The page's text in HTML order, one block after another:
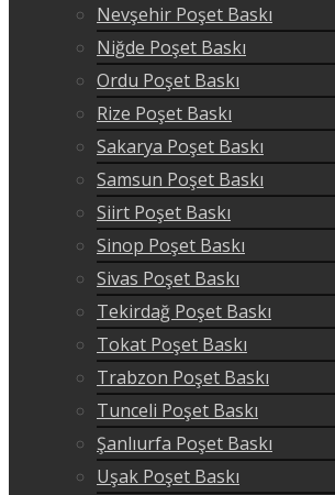
Nevşehir Poşet Baskı
Niğde Poşet Baskı
Ordu Poşet Baskı
Rize Poşet Baskı
Sakarya Poşet Baskı
Samsun Poşet Baskı
Siirt Poşet Baskı
Sinop Poşet Baskı
Sivas Poşet Baskı
Tekirdağ Poşet Baskı
Tokat Poşet Baskı
Trabzon Poşet Baskı
Tunceli Poşet Baskı
Şanlıurfa Poşet Baskı
Uşak Poşet Baskı